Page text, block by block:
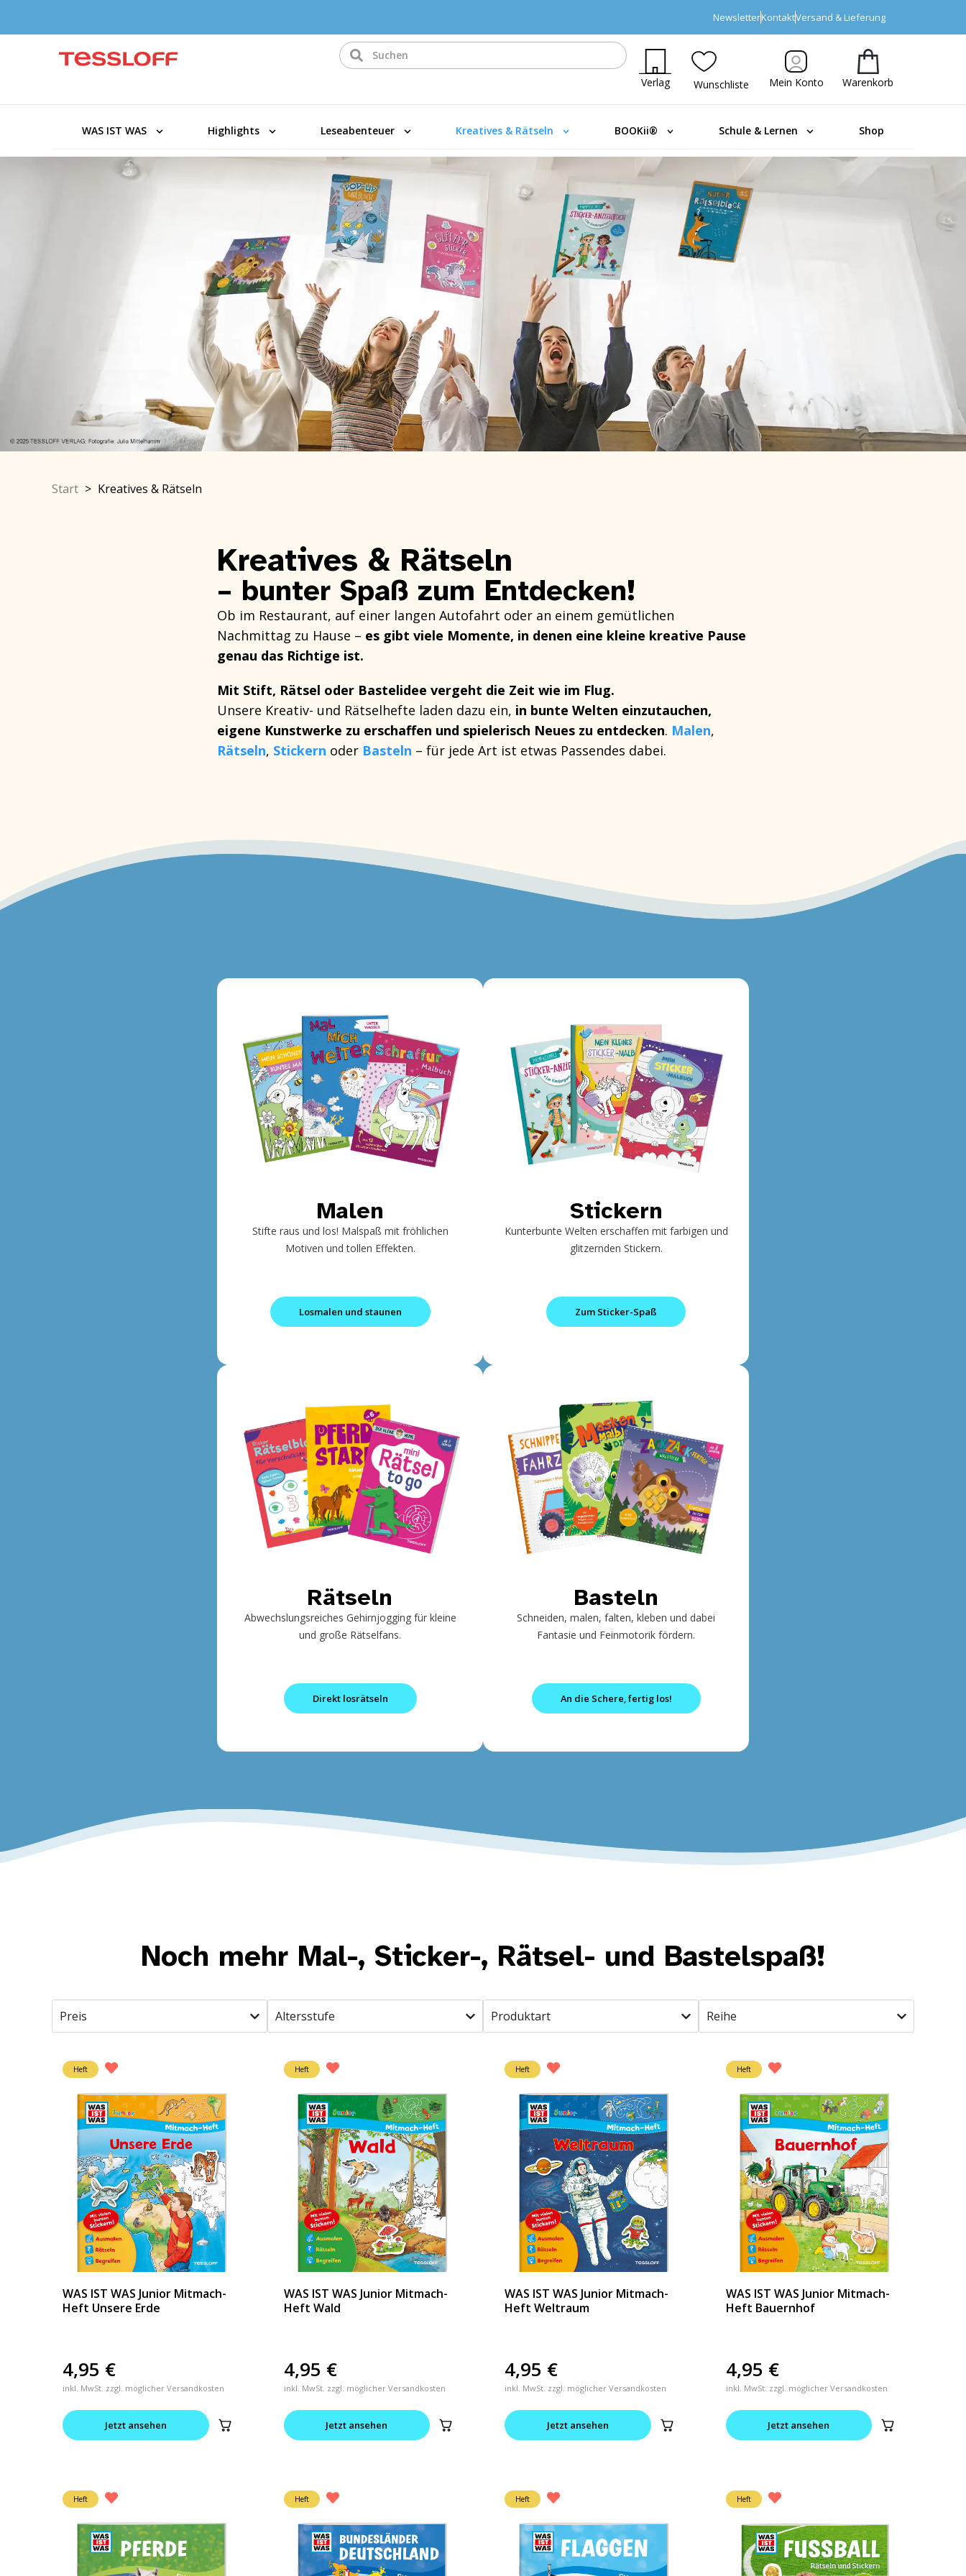
NewsletterKontaktVersand & Lieferung
Verlag Wunschliste Mein Konto Warenkorb
WAS IST WAS Highlights Leseabenteuer Kreatives & Rätseln BOOKii® Schule & Lernen Shop
Start > Kreatives & Rätseln
Kreatives & Rätseln
– bunter Spaß zum Entdecken!
Ob im Restaurant, auf einer langen Autofahrt oder an einem gemütlichen
Nachmittag zu Hause – es gibt viele Momente, in denen eine kleine kreative Pause
genau das Richtige ist.
Mit Stift, Rätsel oder Bastelidee vergeht die Zeit wie im Flug.
Unsere Kreativ- und Rätselhefte laden dazu ein, in bunte Welten einzutauchen,
eigene Kunstwerke zu erschaffen und spielerisch Neues zu entdecken. Malen,
Rätseln, Stickern oder Basteln – für jede Art ist etwas Passendes dabei.
Malen
Stifte raus und los! Malspaß mit fröhlichen
Motiven und tollen Effekten.
Losmalen und staunen
Stickern
Kunterbunte Welten erschaffen mit farbigen und
glitzernden Stickern.
Zum Sticker-Spaß
Rätseln
Abwechslungsreiches Gehirnjogging für kleine
und große Rätselfans.
Direkt losrätseln
Basteln
Schneiden, malen, falten, kleben und dabei
Fantasie und Feinmotorik fördern.
An die Schere, fertig los!
Noch mehr Mal-, Sticker-, Rätsel- und Bastelspaß!
Preis Altersstufe Produktart Reihe
Heft
WAS IST WAS Junior Mitmach-
Heft Unsere Erde
4,95 €
inkl. MwSt. zzgl. möglicher Versandkosten
Jetzt ansehen
Heft
WAS IST WAS Junior Mitmach-
Heft Wald
4,95 €
inkl. MwSt. zzgl. möglicher Versandkosten
Jetzt ansehen
Heft
WAS IST WAS Junior Mitmach-
Heft Weltraum
4,95 €
inkl. MwSt. zzgl. möglicher Versandkosten
Jetzt ansehen
Heft
WAS IST WAS Junior Mitmach-
Heft Bauernhof
4,95 €
inkl. MwSt. zzgl. möglicher Versandkosten
Jetzt ansehen
Heft Heft Heft Heft